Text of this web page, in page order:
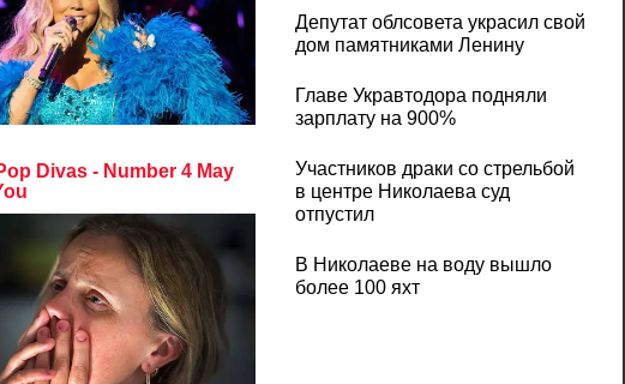
Депутат облсовета украсил свой
дом памятниками Ленину
Главе Укравтодора подняли
зарплату на 900%
Участников драки со стрельбой
в центре Николаева суд
отпустил
В Николаеве на воду вышло
более 100 яхт